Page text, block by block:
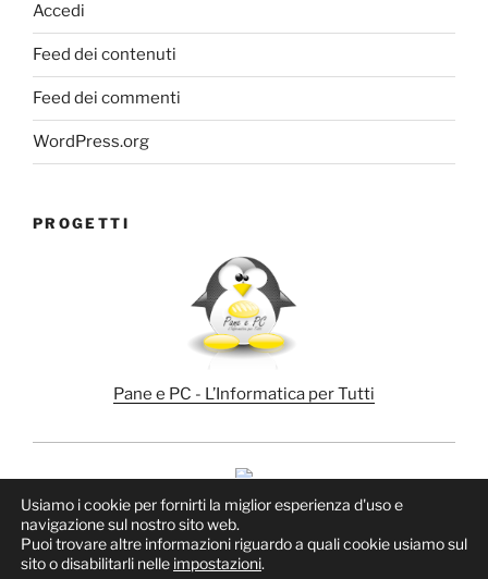
Accedi
Feed dei contenuti
Feed dei commenti
WordPress.org
PROGETTI
Pane e PC - L’Informatica per Tutti
Usiamo i cookie per fornirti la miglior esperienza d'uso e
navigazione sul nostro sito web.
Puoi trovare altre informazioni riguardo a quali cookie usiamo sul
sito o disabilitarli nelle impostazioni.